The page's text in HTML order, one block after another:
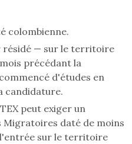
colombienne.
résidé — sur le territoire
précédant la
d'études en
candidature.
peut exiger un
daté de moins
sur le territoire